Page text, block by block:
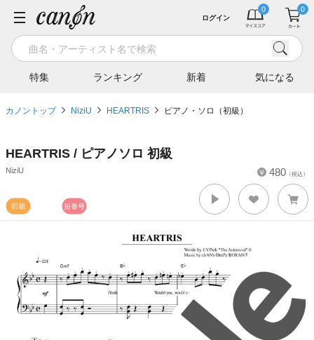
特集 ランキング 新着 気になる
ログイン
カノントップ NiziU HEARTRIS ピアノ・ソロ（初級）
HEARTRIS / ピアノソロ 初級
NiziU 480 （税込）